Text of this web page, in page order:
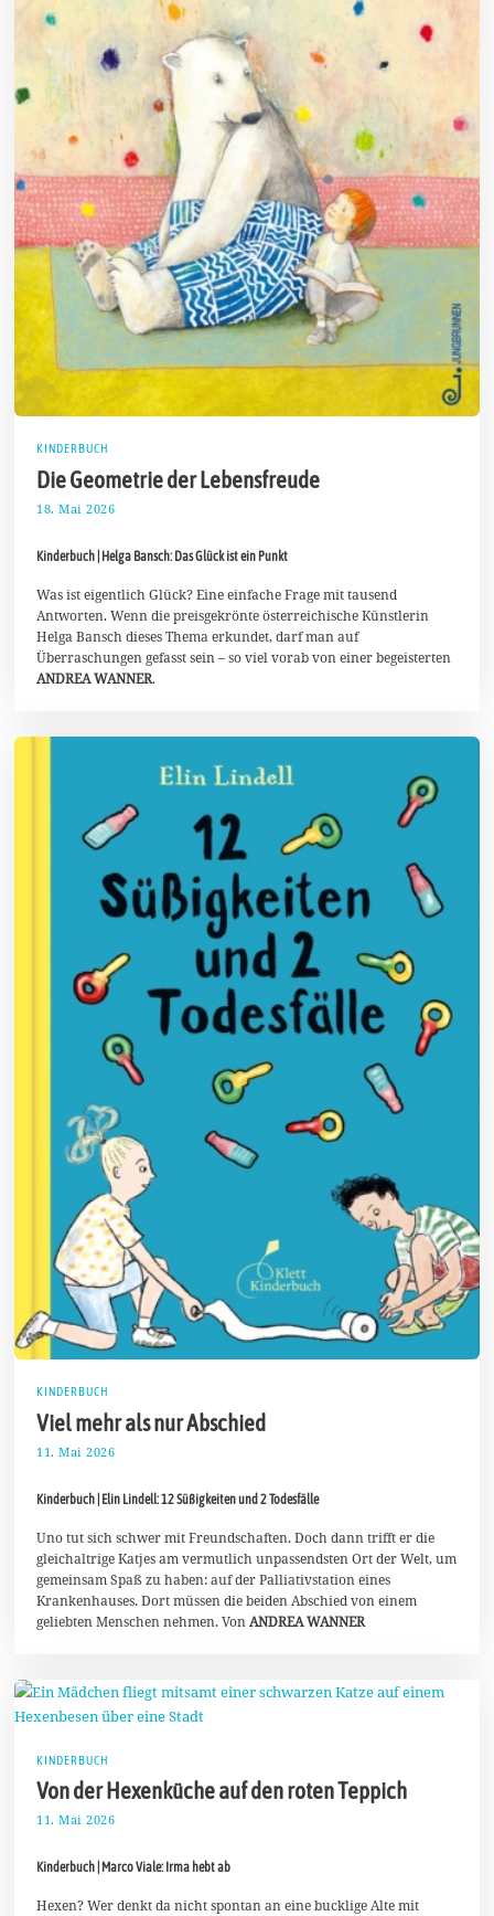
KINDERBUCH
Die Geometrie der Lebensfreude
18. Mai 2026
M
i
2
0
2
6
Kinderbuch | Helga Bansch: Das Glück ist ein Punkt
Was ist eigentlich Glück? Eine einfache Frage mit tausend
Antworten. Wenn die preisgekrönte österreichische Künstlerin
Helga Bansch dieses Thema erkundet, darf man auf
Überraschungen gefasst sein – so viel vorab von einer begeisterten
ANDREA WANNER.
KINDERBUCH
Viel mehr als nur Abschied
11. Mai 2026
M
i
2
0
2
6
Kinderbuch | Elin Lindell: 12 Süßigkeiten und 2 Todesfälle
Uno tut sich schwer mit Freundschaften. Doch dann trifft er die
gleichaltrige Katjes am vermutlich unpassendsten Ort der Welt, um
gemeinsam Spaß zu haben: auf der Palliativstation eines
Krankenhauses. Dort müssen die beiden Abschied von einem
geliebten Menschen nehmen. Von ANDREA WANNER
KINDERBUCH
Von der Hexenküche auf den roten Teppich
11. Mai 2026
M
i
Kinderbuch | Marco Viale: Irma hebt ab
Hexen? Wer denkt da nicht spontan an eine bucklige Alte mit